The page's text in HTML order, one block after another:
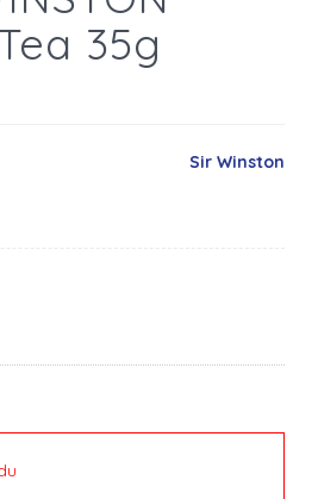
35g
Sir Winston